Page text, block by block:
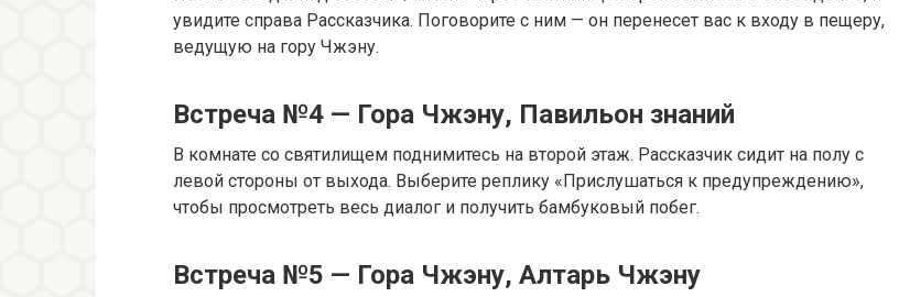
увидите справа Рассказчика. Поговорите с ним — он перенесет вас к входу в пещеру,
ведущую на гору Чжэну.
Встреча №4 — Гора Чжэну, Павильон знаний
В комнате со святилищем поднимитесь на второй этаж. Рассказчик сидит на полу с
левой стороны от выхода. Выберите реплику «Прислушаться к предупреждению»,
чтобы просмотреть весь диалог и получить бамбуковый побег.
Встреча №5 — Гора Чжэну, Алтарь Чжэну